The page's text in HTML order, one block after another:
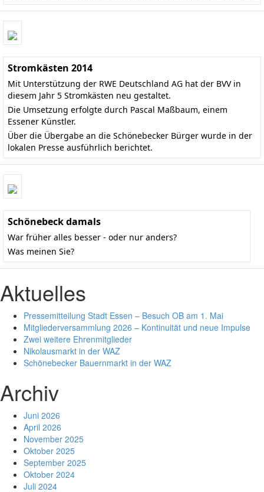
Stromkästen 2014
Mit Unterstützung der RWE Deutschland AG hat der BVV in
diesem Jahr 5 Stromkästen neu gestaltet.
Die Umsetzung erfolgte durch Pascal Maßbaum, einem
Essener Künstler.
Über die Übergabe an die Schönebecker Bürger wurde in der
lokalen Presse ausführlich berichtet.
Schönebeck damals
War früher alles besser - oder nur anders?
Was meinen Sie?
Aktuelles
Pressemitteilung Stadt Essen – Besuch OB am 1. Mai
Mitgliederversammlung 2026 – Kontinuität und neue Impulse
Zwei weitere Ehrenmitglieder
Nikolausmarkt in der WAZ
Schönebecker Bauernmarkt in der WAZ
Archiv
Juni 2026
April 2026
November 2025
Oktober 2025
September 2025
Oktober 2024
Juli 2024